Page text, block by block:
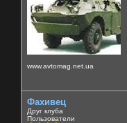
www.avtomag.net.ua
Фахивец
Друг клуба
Пользователи